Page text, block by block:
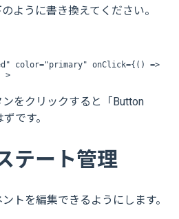
ように書き換えてください。
color="primary" onClick={ ( ) =>
>
をクリックすると「Button
です。
テート管理
トを編集できるようにします。